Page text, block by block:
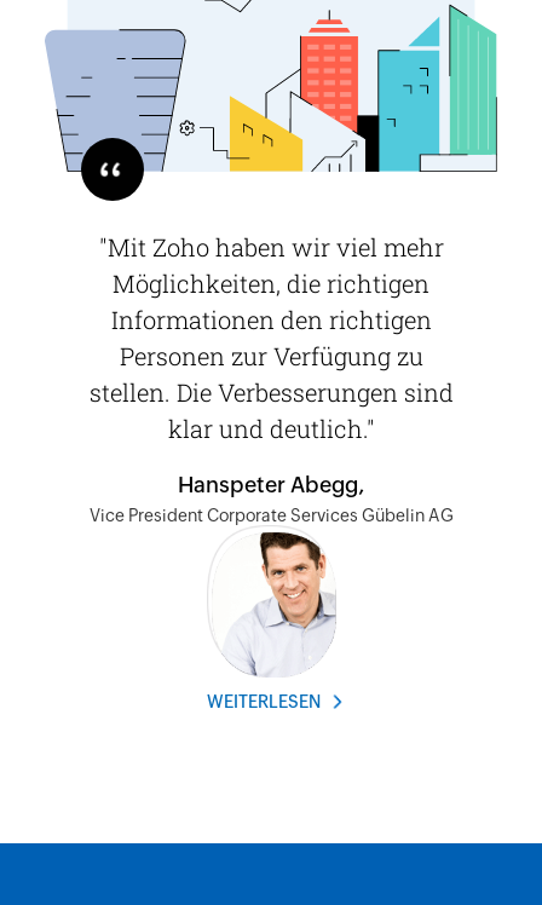
"Mit Zoho haben wir viel mehr
Möglichkeiten, die richtigen
Informationen den richtigen
Personen zur Verfügung zu
stellen. Die Verbesserungen sind
klar und deutlich."
Hanspeter Abegg,
Vice President Corporate Services Gübelin AG
WEITERLESEN